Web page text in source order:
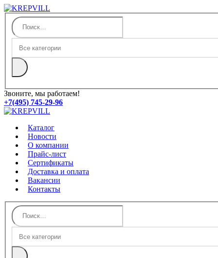
Звоните, мы работаем!
+7(495) 745-29-96
Каталог
Новости
О компании
Прайс-лист
Сертификаты
Доставка и оплата
Вакансии
Контакты